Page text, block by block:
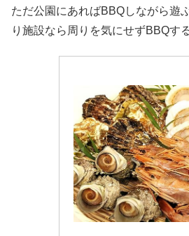
ただ公園にあればBBQしながら遊
り施設なら周りを気にせずBBQす